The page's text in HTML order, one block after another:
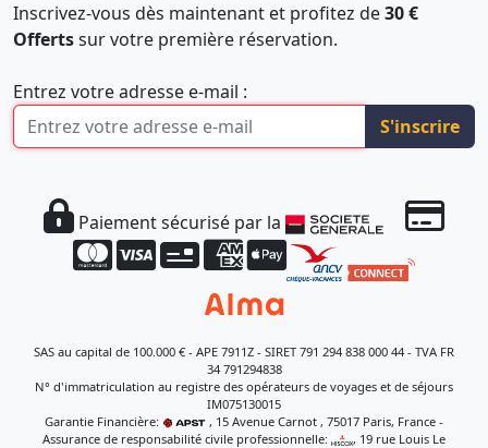
Inscrivez-vous dès maintenant et profitez de30 €
Offertssur votre première réservation.
Entrez votre adresse e-mail :
S'inscrire
Paiement sécurisé par la
SAS au capital de 100.000 € - APE 7911Z - SIRET 791 294 838 000 44 - TVA FR
34 791294838
N° d'immatriculation au registre des opérateurs de voyages et de séjours
IM075130015
Garantie Financière:
, 15 Avenue Carnot , 75017 Paris, France -
Assurance de responsabilité civile professionnelle:
, 19 rue Louis Le